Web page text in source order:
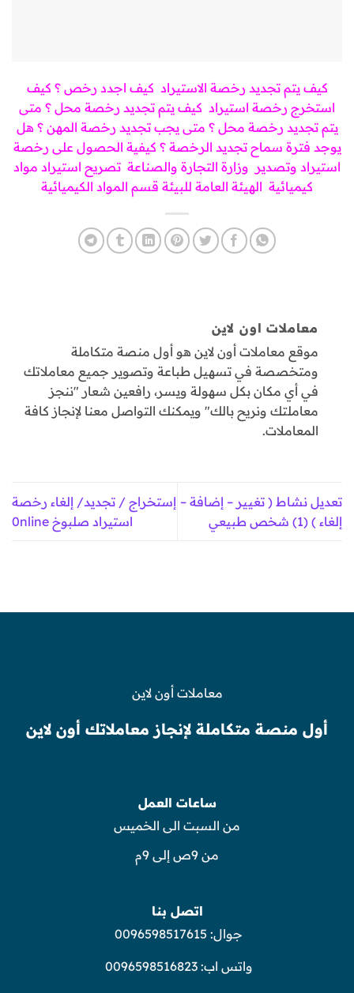
كيف يتم تجديد رخصة الاستيراد كيف اجدد رخص ؟ كيف
استخرج رخصة استيراد كيف يتم تجديد رخصة محل ؟ متى
يتم تجديد رخصة محل ؟ متى يجب تجديد رخصة المهن ؟ هل
يوجد فترة سماح تجديد الرخصة ؟ كيفية الحصول على رخصة
استيراد وتصدير وزارة التجارة والصناعة تصريح استيراد مواد
كيميائية الهيئة العامة للبيئة قسم المواد الكيميائية
معاملات اون لاين
موقع معاملات أون لاين هو أول منصة متكاملة
ومتخصصة في تسهيل طباعة وتصوير جميع معاملاتك
في أي مكان بكل سهولة ويسر، رافعين شعار "ننجز
معاملتك ونريح بالك" ويمكنك التواصل معنا لإنجاز كافة
المعاملات.
تعديل نشاط ( تغيير – إضافة –
إلغاء ) (1) شخص طبيعي
إستخراج / تجديد/ إلغاء رخصة
استيراد صلبوخ 0nline
معاملات أون لاين
أول منصة متكاملة لإنجاز معاملاتك أون لاين
ساعات العمل
من السبت الى الخميس
من 9ص إلى 9م
اتصل بنا
جوال: 0096598517615
واتس اب:0096598516823